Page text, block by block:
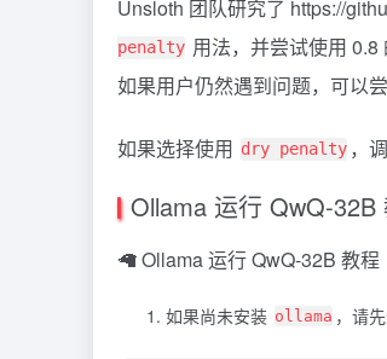
Unsloth 团队研究了 https://
penalty 用法，并尝试使用 0.8
如果用户仍然遇到问题，可以
如果选择使用 dry penalty ，
Ollama 运行 QwQ-32B
🦙Ollama运行 QwQ-32B 教程
如果尚未安装 ollama ，请